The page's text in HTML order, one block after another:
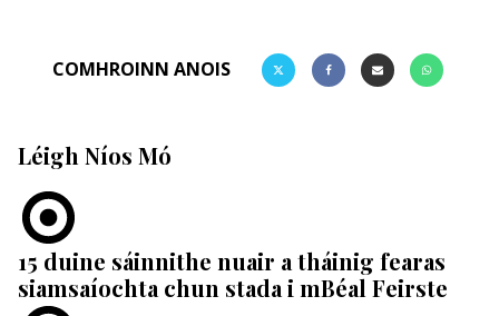
COMHROINN ANOIS
Léigh Níos Mó
15 duine sáinnithe nuair a tháinig fearas
siamsaíochta chun stada i mBéal Feirste